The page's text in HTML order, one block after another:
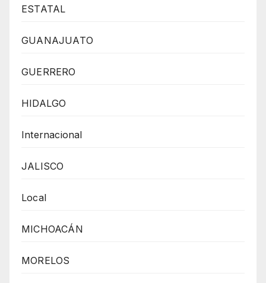
ESTATAL
GUANAJUATO
GUERRERO
HIDALGO
Internacional
JALISCO
Local
MICHOACÁN
MORELOS